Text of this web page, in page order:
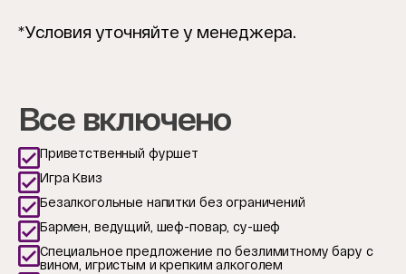
*Условия уточняйте у менеджера.
Все включено
Приветственный фуршет
Игра Квиз
Безалкогольные напитки без ограничений
Бармен, ведущий, шеф-повар, су-шеф
Специальное предложение по безлимитному бару с
вином, игристым и крепким алкоголем